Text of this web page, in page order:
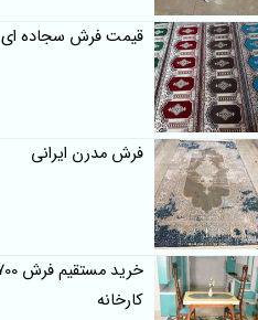
قیمت فرش سجاده ای
فرش مدرن ایرانی
کارخانه